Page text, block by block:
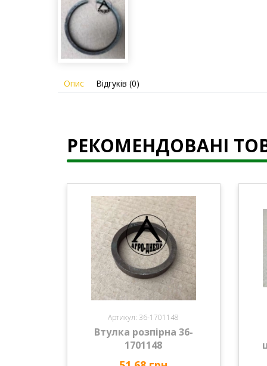
Опис Відгуків (0)
РЕКОМЕНДОВАНІ
Артикул: 36-1701148
Втулка розпірна 36-
1701148